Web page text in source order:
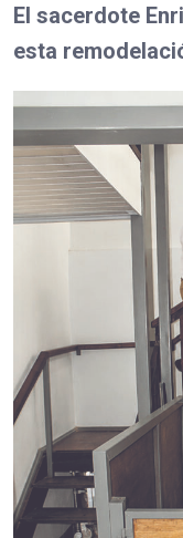
El sacerdote
esta